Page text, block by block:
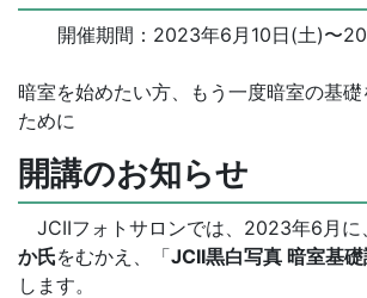
開催期間： 2023年6月10日(土)〜
暗室を始めたい方、もう一度暗室の基
ために
開講のお知らせ
JCIIフォトサロンでは、2023年6月に
か氏をむかえ、「JCII黒白写真 暗室基
します。